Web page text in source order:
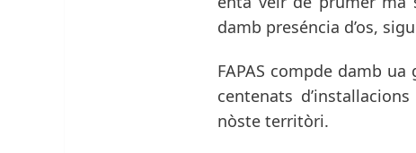
damb preséncia d’os,
FAPAS compde damb
centenats
nòste territòri.